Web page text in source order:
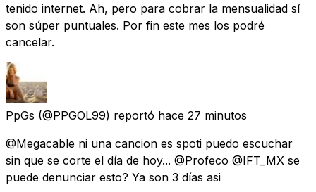
tenido internet. Ah, pero para cobrar la mensualidad sí
son súper puntuales. Por fin este mes los podré
cancelar.
PpGs (@PPGOL99) reportó hace 27 minutos
@Megacable ni una cancion es spoti puedo escuchar
sin que se corte el día de hoy... @Profeco @IFT_MX se
puede denunciar esto? Ya son 3 días asi